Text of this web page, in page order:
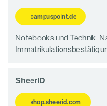
campuspoint.de
Notebooks und Technik.
SheerID
shop.sheerid.com